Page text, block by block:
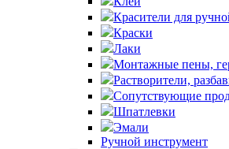
Красители для
Краски
Лаки
Монтажные пены,
Растворители,
Сопутствующие
Шпатлевки
Эмали
Ручной инструмент